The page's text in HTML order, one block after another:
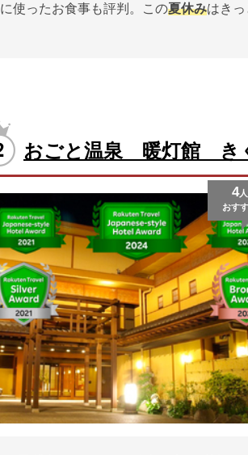
に使ったお食事も評判。この夏休みはき
おごと温泉 暖灯館 き
4人
おす